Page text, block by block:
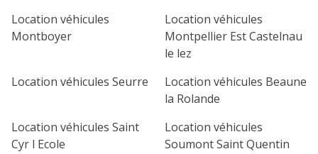
Location véhicules
Montboyer
Location véhicules
Montpellier Est Castelnau
le lez
Location véhicules Seurre
Location véhicules Beaune
la Rolande
Location véhicules Saint
Cyr l Ecole
Location véhicules
Soumont Saint Quentin